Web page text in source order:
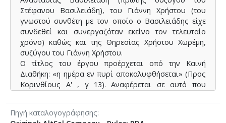
Στέφανου Βασιλειάδη), του Γιάννη Χρήστου (του
γνωστού συνθέτη με τον οποίο ο Βασιλειάδης είχε
συνδεθεί και συνεργαζόταν εκείνο τον τελευταίο
χρόνο) καθώς και της Θηρεσίας Χρήστου Χωρέμη,
συζύγου του Γιάννη Χρήστου.
Ο τίτλος του έργου προέρχεται οπό την Καινή
Διαθήκη: «η ημέρα εν πυρί αποκαλυφθήσεται» (Προς
Κορινθίους Α' , γ 13). Αναφέρεται σε αυτό που
μπροστά στον θάνατο για να μείνει στο τέλος το
Πηγή καταλογογράφησης